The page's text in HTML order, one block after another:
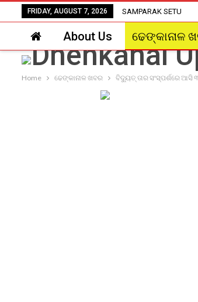
FRIDAY, AUGUST 7, 2026 SAMPARAK SETU
About Us ଢେଙ୍କାନାଳ
Home ଢେଙ୍କାନାଳ ଖବର ବିଦ୍ୟୁତ୍ ତାର ସଂସ୍ପର୍ଶରେ ଆସି